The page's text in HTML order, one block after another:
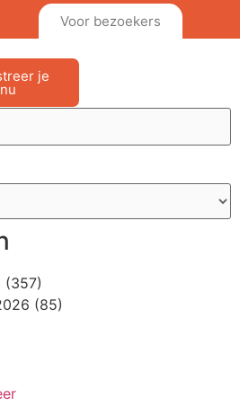
Voor bezoekers
je
nu
(357)
(85)